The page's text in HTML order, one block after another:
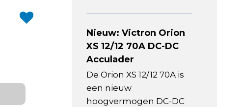
Nieuw: Victron Orion
XS 12/12 70A DC-DC
Acculader
De Orion XS 12/12 70A is
een nieuw
hoogvermogen DC-DC